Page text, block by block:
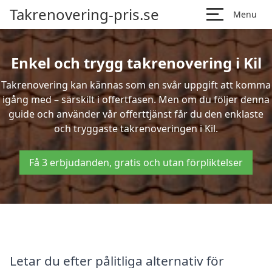
Takrenovering-pris.se Menu
Enkel och trygg takrenovering i Kil
Takrenovering kan kännas som en svår uppgift att komma
igång med – särskilt i offertfasen. Men om du följer denna
guide och använder vår offerttjänst får du den enklaste
och tryggaste takrenoveringen i Kil.
Få 3 erbjudanden, gratis och utan förpliktelser
Letar du efter pålitliga alternativ för